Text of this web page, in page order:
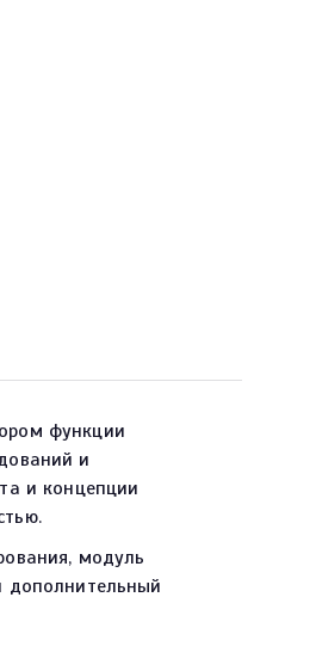
функции
и
и концепции
модуль
дополнительный